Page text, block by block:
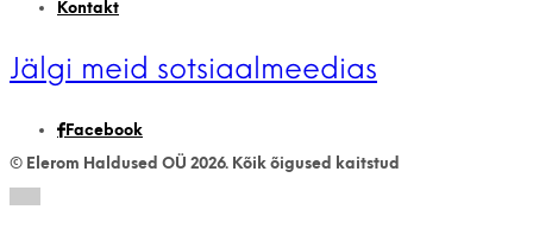
Kontakt
Jälgi meid sotsiaalmeedias
Facebook
© Elerom Haldused OÜ 2026. Kõik õigused kaitstud